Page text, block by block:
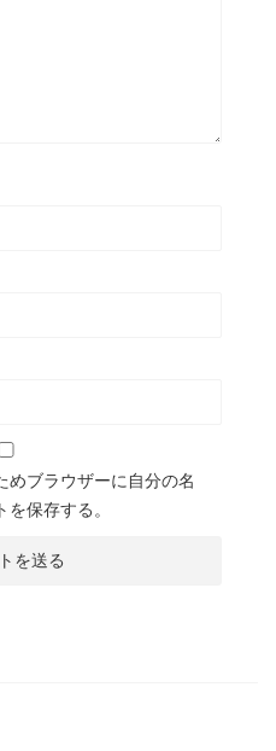
めブラウザーに自分の名
保存する。